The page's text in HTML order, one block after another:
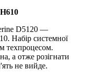
D5120 —
Набір системної
техпроцесом.
а отже розігнати
не вийде.